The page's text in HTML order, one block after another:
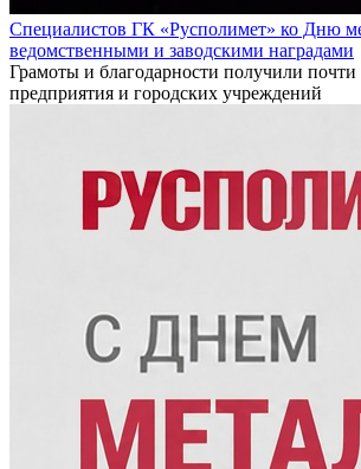
Специалистов ГК «Русполимет» ко Дню
ведомственными и заводскими наградами
Грамоты и благодарности получили почти
предприятия и городских учреждений